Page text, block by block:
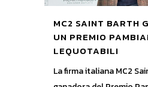
MC2 SAINT BARTH
UN PREMIO
LEQUOTABILI
La firma italiana MC2